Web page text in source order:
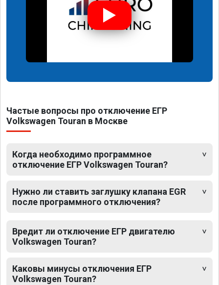
Частые вопросы про отключение ЕГР
Volkswagen Touran в Москве
Когда необходимо программное
отключение ЕГР Volkswagen Touran?
Нужно ли ставить заглушку клапана EGR
после программного отключения?
Вредит ли отключение ЕГР двигателю
Volkswagen Touran?
Каковы минусы отключения ЕГР
Volkswagen Touran?